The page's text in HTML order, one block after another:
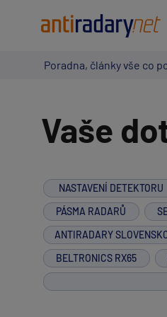
Poradna, články vše co
Vaše
NASTAVENÍ DETEKTORU
PÁSMA RADARŮ
ANTIRADARY
BELTRONICS RX65